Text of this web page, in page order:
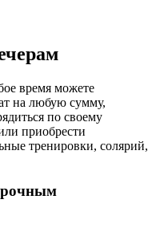
время можете
на любую сумму,
по своему
приобрести
тренировки, солярий,